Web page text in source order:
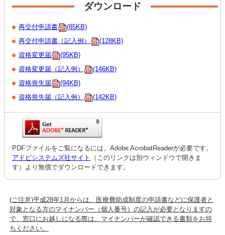
ダウンロード
再交付申請書
(85KB)
再交付申請書（記入例）
(128KB)
資格変更届
(95KB)
資格変更届（記入例）
(146KB)
資格喪失届
(94KB)
資格喪失届（記入例）
(142KB)
PDFファイルをご覧になるには、Adobe AcrobatReaderが必要です。
アドビシステムズ社サイト
（このリンクは別ウィンドウで開きま
す）より無償でダウンロードできます。
(ご注意)平成28年1月からは、医療費助成制度の申請書などに保護者と
対象となる方のマイナンバー（個人番号）の記入が必要となりますの
で、窓口にお越しになる際は、マイナンバーが確認できる書類をお持
ちください。